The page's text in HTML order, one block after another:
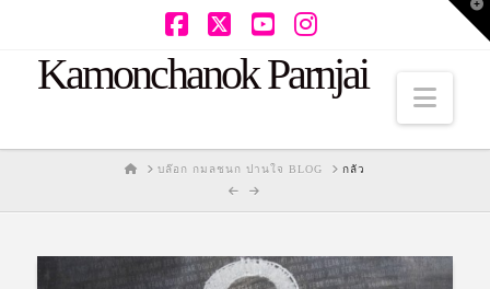
Kamonchanok Parnjai
HOMEบล๊อก กมลชนก ปานใจ BLOG กลัว